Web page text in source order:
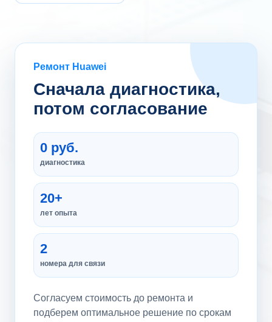
Ремонт Huawei
Сначала диагностика,
потом согласование
0 руб.
диагностика
20+
лет опыта
2
номера для связи
Согласуем стоимость до ремонта и
подберем оптимальное решение по срокам